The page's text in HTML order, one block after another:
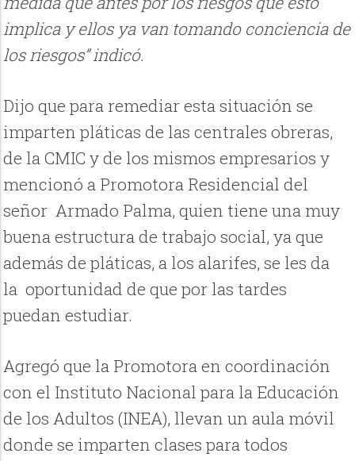
implica y ellos ya van tomando conciencia de
los riesgos” indicó.
Dijo que para remediar esta situación se
imparten pláticas de las centrales obreras,
de la CMIC y de los mismos empresarios y
mencionó a Promotora Residencial del
señor Armado Palma, quien tiene una muy
buena estructura de trabajo social, ya que
además de pláticas, a los alarifes, se les da
la oportunidad de que por las tardes
puedan estudiar.
Agregó que la Promotora en coordinación
con el Instituto Nacional para la Educación
de los Adultos (INEA), llevan un aula móvil
donde se imparten clases para todos